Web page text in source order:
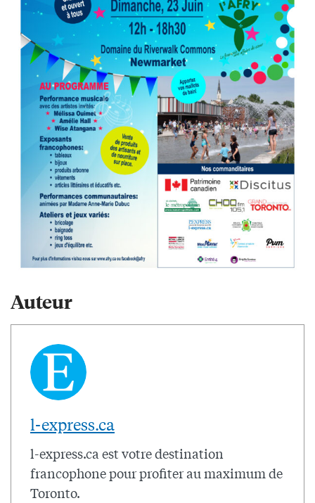
Auteur
l-express.ca
l-express.ca est votre destination
francophone pour profiter au maximum de
Toronto.